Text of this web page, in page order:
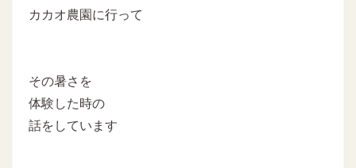
カカオ農園に行って
その暑さを
体験した時の
話をしています